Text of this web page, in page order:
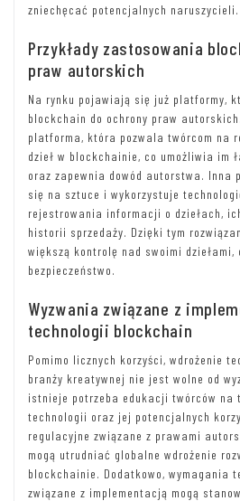
zniechęcać potencjalnych naruszycieli.
Przykłady zastosowania
praw autorskich
Na rynku pojawiają się już platformy,
blockchain do ochrony praw
platforma, która pozwala twórcom na
dzieł w blockchainie, co umożliwia im
oraz zapewnia dowód autorstwa. Inna
się na sztuce i wykorzystuje
rejestrowania informacji o dziełach,
historii sprzedaży. Dzięki tym
większą kontrolę nad swoimi dziełami,
bezpieczeństwo.
Wyzwania związane z
technologii blockchain
Pomimo licznych korzyści, wdrożenie
branży kreatywnej nie jest wolne od
istnieje potrzeba edukacji twórców na
technologii oraz jej potencjalnych
regulacyjne związane z prawami
mogą utrudniać globalne wdrożenie
blockchainie. Dodatkowo, wymagania
związane z implementacją mogą